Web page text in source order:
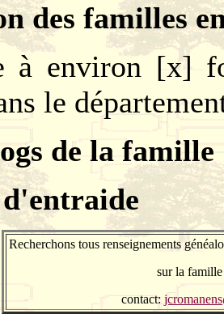
des familles
à environ [x]
le
de la famille
d'entraide
Recherchons tous renseignements
sur la
contact: